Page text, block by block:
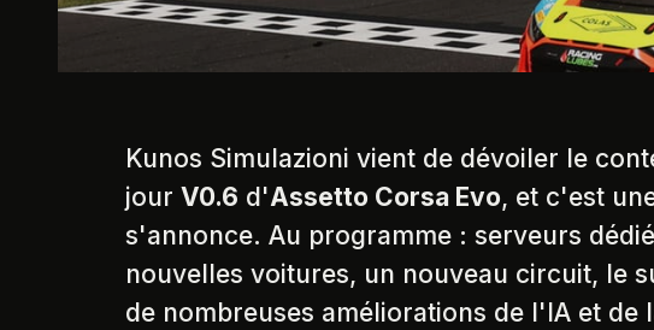
Kunos Simulazioni vient de dévoiler le
jour V0.6 d'Assetto Corsa Evo, et c'est
s'annonce. Au programme : serveurs
nouvelles voitures, un nouveau circuit, le
de nombreuses améliorations de l'IA et de